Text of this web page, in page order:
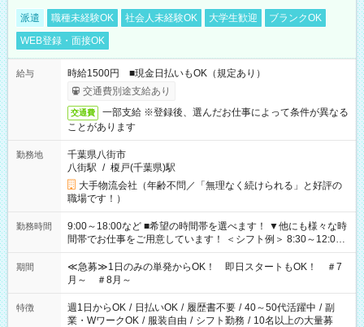
派遣 職種未経験OK 社会人未経験OK 大学生歓迎
ブランクOK
WEB登録・面接OK
給与
時給1500円 ■現金日払いもOK（規定あり）
交通費別途支給あり
交通費
一部支給 ※登録後、選んだお仕事によって条件が異なる
ことがあります
勤務地
千葉県八街市
八街駅 / 榎戸(千葉県)駅
大手物流会社（年齢不問／「無理なく続けられる」と好評の
職場です！）
勤務時間
9:00～18:00など ■希望の時間帯を選べます！ ▼他にも様々な時
間帯でお仕事をご用意しています！ ＜シフト例＞ 8:30～12:00
17:00～22:00 13:00～22:00 22:00～翌6:00 など
期間
≪急募≫1日のみの単発からOK！ 即日スタートもOK！ ＃7
月～ ＃8月～
特徴 週1日からOK / 日払いOK / 履歴書不要 / 40～50代活躍中 / 副
業・WワークOK / 服装自由 / シフト勤務 / 10名以上の大量募